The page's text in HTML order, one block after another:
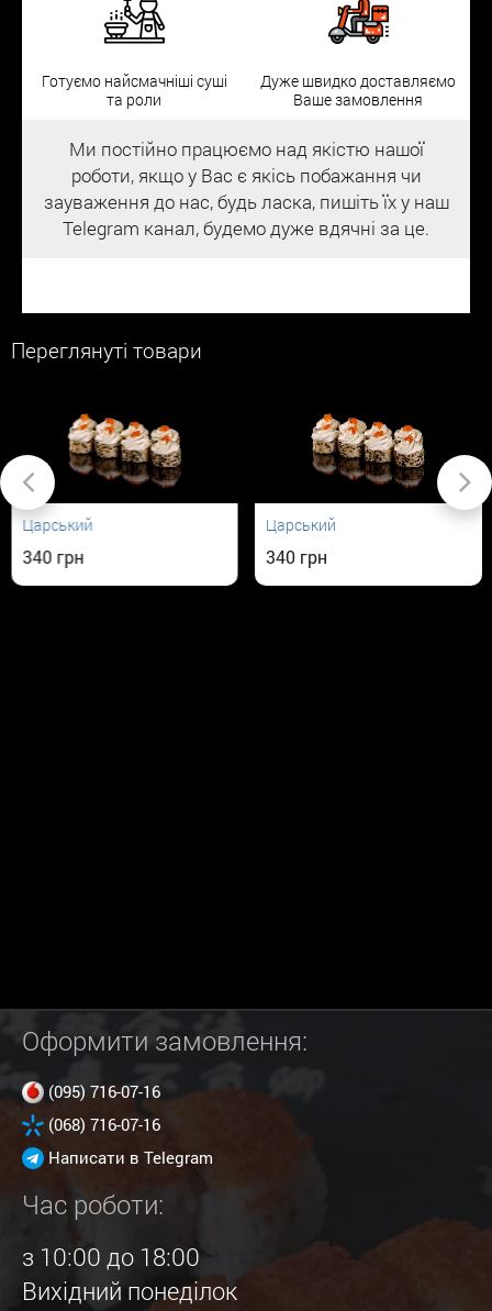
Готуємо найсмачніші суші
та роли
Дуже швидко доставляємо
Ваше замовлення
Ми постійно працюємо над якістю нашої
роботи, якщо у Вас є якісь побажання чи
зауваження до нас, будь ласка, пишіть їх у наш
Telegram канал, будемо дуже вдячні за це.
Переглянуті товари
Царський
340
Царський
340
Оформити замовлення:
(095) 716-07-16
(068) 716-07-16
Написати в Telegram
Час роботи:
з 10:00 до 18:00
Вихідний понеділок